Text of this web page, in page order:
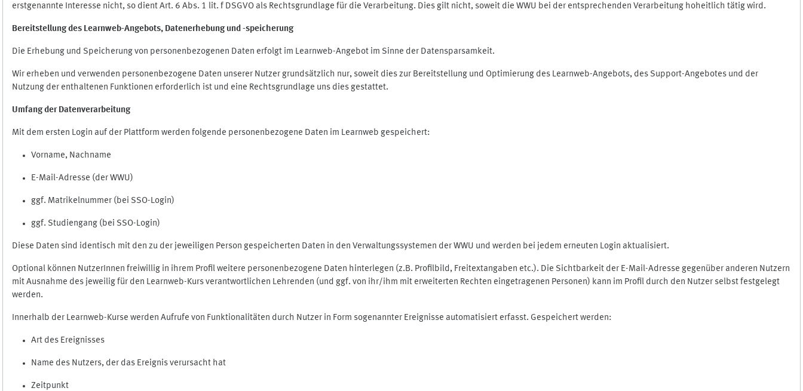
erstgenannte Interesse nicht, so dient Art. 6 Abs. 1 lit. f DSGVO als Rechtsgrundlage für die Verarbeitung. Dies gilt nicht, soweit die WWU bei der entsprechenden Verarbeitung hoheitlich tätig wird.
Bereitstellung des Learnweb-Angebots, Datenerhebung und -speicherung
Die Erhebung und Speicherung von personenbezogenen Daten erfolgt im Learnweb-Angebot im Sinne der Datensparsamkeit.
Wir erheben und verwenden personenbezogene Daten unserer Nutzer grundsätzlich nur, soweit dies zur Bereitstellung und Optimierung des Learnweb-Angebots, des Support-Angebotes und der
Nutzung der enthaltenen Funktionen erforderlich ist und eine Rechtsgrundlage uns dies gestattet.
Umfang der Datenverarbeitung
Mit dem ersten Login auf der Plattform werden folgende personenbezogene Daten im Learnweb gespeichert:
Vorname, Nachname
E-Mail-Adresse (der WWU)
ggf. Matrikelnummer (bei SSO-Login)
ggf. Studiengang (bei SSO-Login)
Diese Daten sind identisch mit den zu der jeweiligen Person gespeicherten Daten in den Verwaltungssystemen der WWU und werden bei jedem erneuten Login aktualisiert.
Optional können NutzerInnen freiwillig in ihrem Profil weitere personenbezogene Daten hinterlegen (z.B. Profilbild, Freitextangaben etc.). Die Sichtbarkeit der E-Mail-Adresse gegenüber anderen Nutzern
mit Ausnahme des jeweilig für den Learnweb-Kurs verantwortlichen Lehrenden (und ggf. von ihr/ihm mit erweiterten Rechten eingetragenen Personen) kann im Profil durch den Nutzer selbst festgelegt
werden.
Innerhalb der Learnweb-Kurse werden Aufrufe von Funktionalitäten durch Nutzer in Form sogenannter Ereignisse automatisiert erfasst. Gespeichert werden:
Art des Ereignisses
Name des Nutzers, der das Ereignis verursacht hat
Zeitpunkt